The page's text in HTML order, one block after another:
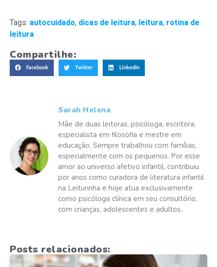
Tags: autocuidado, dicas de leitura, leitura, rotina de
leitura
Compartilhe:
Facebook Twitter LinkedIn
Sarah Helena
Mãe de duas leitoras, psicóloga, escritora,
especialista em filosofia e mestre em
educação. Sempre trabalhou com famílias,
especialmente com os pequenos. Por esse
amor ao universo afetivo infantil, contribuiu
por anos como curadora de literatura infantil
na Leiturinha e hoje atua exclusivamente
como psicóloga clínica em seu consultório,
com crianças, adolescentes e adultos.
Posts relacionados: